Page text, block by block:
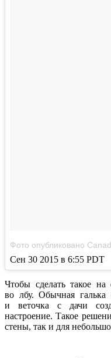
Сен 30 2015 в 6:55 PDT
Чтобы сделать такое
во лбу. Обычная галька
и веточка с дачи
настроение. Такое
стены, так и для